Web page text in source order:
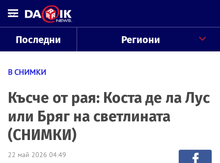
Последни Региони
В СНИМКИ
Късче от рая: Коста де ла Лус
или Бряг на светлината
(СНИМКИ)
22 май 2026 04:49